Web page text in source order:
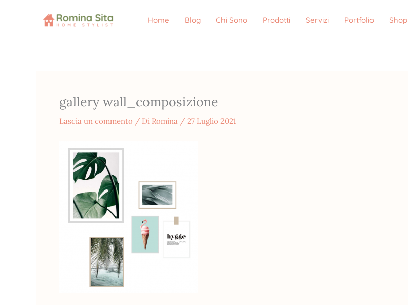
Home Blog Chi Sono Prodotti Servizi Portfolio Shop
gallery wall_composizione
Lascia un commento / Di Romina / 27 Luglio 2021